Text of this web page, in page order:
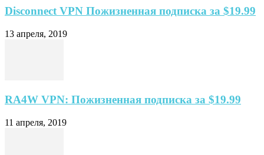
Disconnect VPN Пожизненная подписка за $19.99
13 апреля, 2019
RA4W VPN: Пожизненная подписка за $19.99
11 апреля, 2019